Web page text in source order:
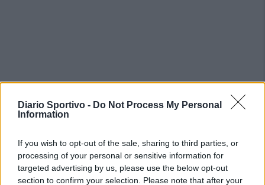
Diario Sportivo - Do Not Process My Personal
Information
If you wish to opt-out of the sale, sharing to third parties, or
processing of your personal or sensitive information for
targeted advertising by us, please use the below opt-out
section to confirm your selection. Please note that after your